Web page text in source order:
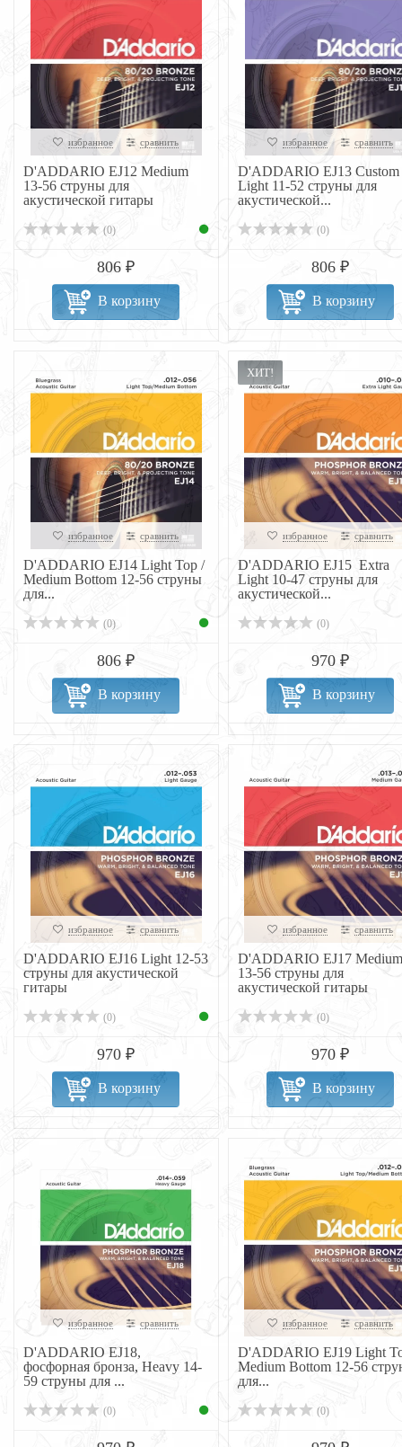
избранное сравнить
D'ADDARIO EJ12 Medium
13-56 струны для
акустической гитары
(0)
806 ₽
В корзину
избранное сравнить
D'ADDARIO EJ13 Custom
Light 11-52 струны для
акустической...
(0)
806 ₽
В корзину
избранное сравнить
D'ADDARIO EJ14 Light Top /
Medium Bottom 12-56 струны
для...
(0)
806 ₽
В корзину
ХИТ!
избранное сравнить
D'ADDARIO EJ15 Extra
Light 10-47 струны для
акустической...
(0)
970 ₽
В корзину
избранное сравнить
D'ADDARIO EJ16 Light 12-53
струны для акустической
гитары
(0)
970 ₽
В корзину
избранное сравнить
D'ADDARIO EJ17 Medium
13-56 струны для
акустической гитары
(0)
970 ₽
В корзину
избранное сравнить
D'ADDARIO EJ18,
фосфорная бронза, Heavy 14-
59 струны для ...
(0)
избранное сравнить
D'ADDARIO EJ19 Light
Medium Bottom 12-56
для...
(0)